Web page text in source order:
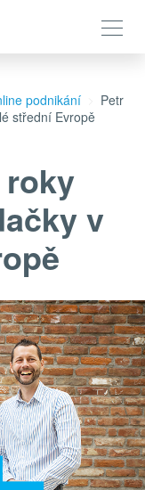
podnikání
Petr
střední Evropě
roky
v